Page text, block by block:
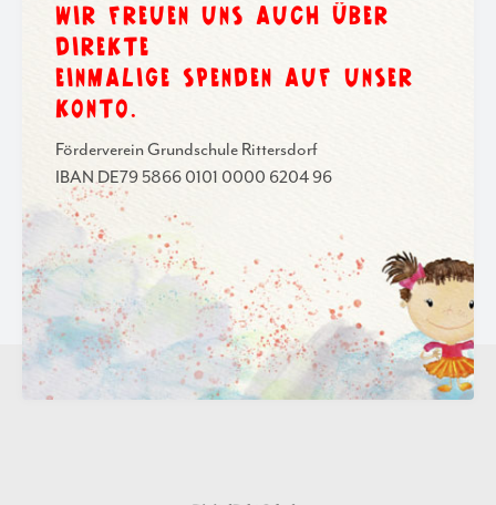
WIR FREUEN UNS AUCH ÜBER
DIREKTE
EINMALIGE SPENDEN AUF UNSER
KONTO.
Förderverein Grundschule Rittersdorf
IBAN DE79 5866 0101 0000 6204 96